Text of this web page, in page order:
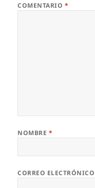
COMENTARIO *
NOMBRE *
CORREO ELECTRÓNICO